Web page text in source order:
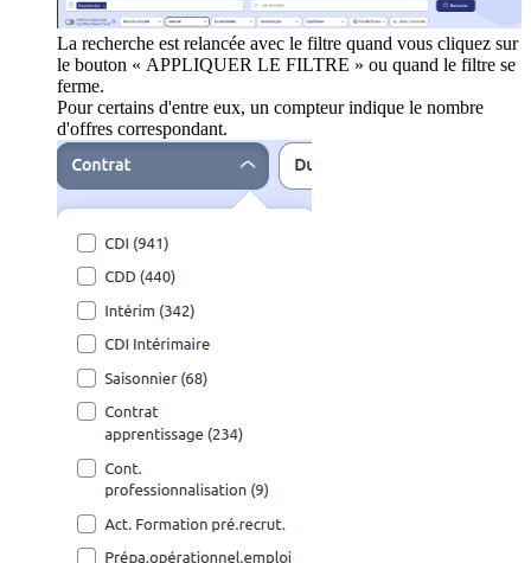
La recherche est relancée avec le filtre quand vous cliquez sur
le bouton « APPLIQUER LE FILTRE » ou quand le filtre se
ferme.
Pour certains d'entre eux, un compteur indique le nombre
d'offres correspondant.